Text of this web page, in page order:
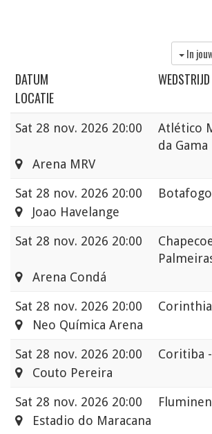
In
DATUM
WEDSTRIJD
LOCATIE
Sat 28 nov. 2026 20:00
Atlético
da Gama
Arena MRV
Sat 28 nov. 2026 20:00
Joao Havelange
Sat 28 nov. 2026 20:00
Arena Condá
Sat 28 nov. 2026 20:00
Neo Química Arena
Sat 28 nov. 2026 20:00
Coritiba
Couto Pereira
Sat 28 nov. 2026 20:00
Estadio do Maracana